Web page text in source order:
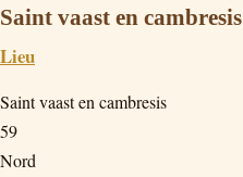
Saint vaast en cambresis
Lieu
Saint vaast en cambresis
59
Nord